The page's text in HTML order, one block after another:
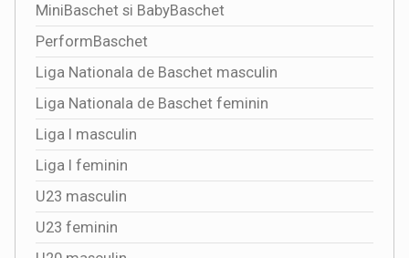
MiniBaschet si BabyBaschet
PerformBaschet
Liga Nationala de Baschet masculin
Liga Nationala de Baschet feminin
Liga I masculin
Liga I feminin
U23 masculin
U23 feminin